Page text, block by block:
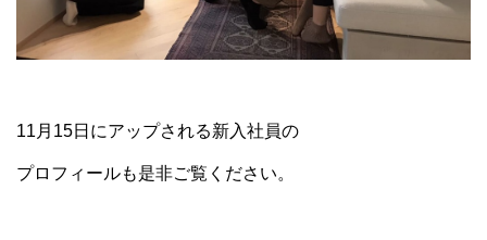
11月15日にアップされる新入社員の
プロフィールも是非ご覧ください。